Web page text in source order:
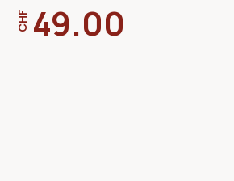
CHF 49.00